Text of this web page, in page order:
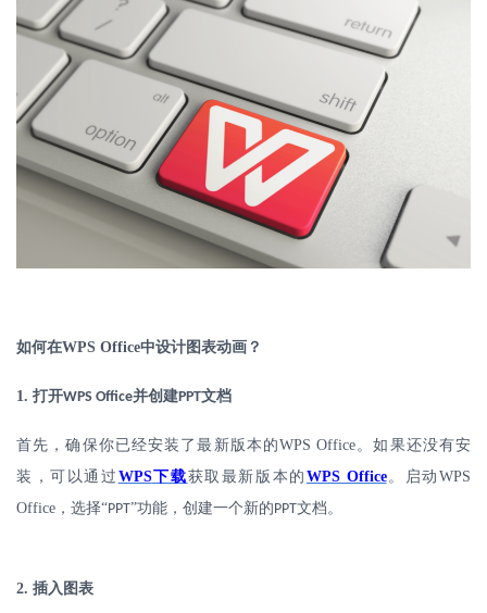
如何在WPS Office中设计图表动画？
1. 打开WPS Office并创建PPT文档
首先，确保你已经安装了最新版本的WPS Office。如果还没有安
装，可以通过 WPS下载获取最新版本的 WPS Office。启动WPS
Office ，选择“PPT”功能，创建一个新的PPT文档。
2. 插入图表